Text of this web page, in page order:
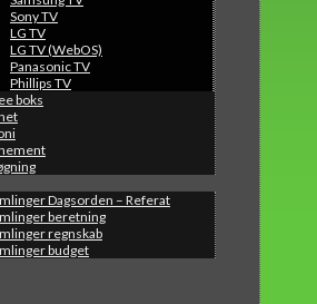
Sony TV
LG TV
LG TV (WebOS)
Panasonic TV
Phillips TV
boks
Dagsorden – Referat
beretning
regnskab
budget